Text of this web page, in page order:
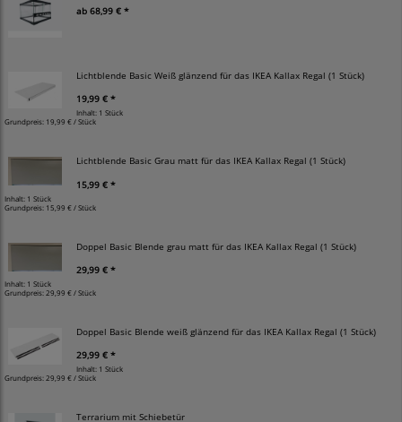
ab 68,99 € *
Lichtblende Basic Weiß glänzend für das IKEA Kallax Regal (1 Stück)
19,99 € *
Inhalt: 1 Stück
Grundpreis: 19,99 € / Stück
Lichtblende Basic Grau matt für das IKEA Kallax Regal (1 Stück)
15,99 € *
Inhalt: 1 Stück
Grundpreis: 15,99 € / Stück
Doppel Basic Blende grau matt für das IKEA Kallax Regal (1 Stück)
29,99 € *
Inhalt: 1 Stück
Grundpreis: 29,99 € / Stück
Doppel Basic Blende weiß glänzend für das IKEA Kallax Regal (1 Stück)
29,99 € *
Inhalt: 1 Stück
Grundpreis:29,99 € / Stück
Terrarium mit Schiebetür